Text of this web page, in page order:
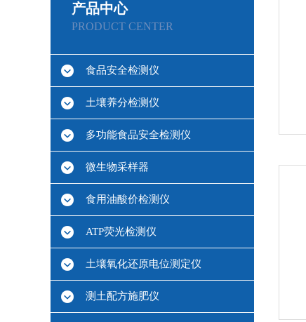
产品中心
PRODUCT CENTER
食品安全检测仪
土壤养分检测仪
多功能食品安全检测仪
微生物采样器
食用油酸价检测仪
ATP荧光检测仪
土壤氧化还原电位测定仪
测土配方施肥仪